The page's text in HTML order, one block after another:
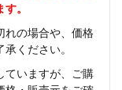
。
れの場合や、価格
ください。
ていますが、ご購